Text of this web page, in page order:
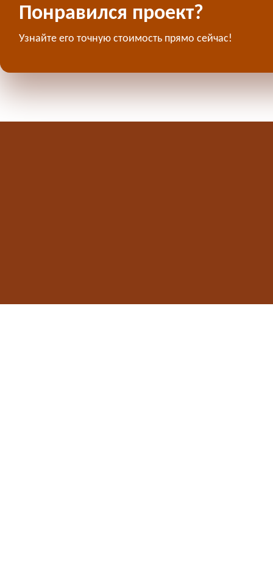
Понравился проект?
Узнайте его точную стоимость прямо сейчас!